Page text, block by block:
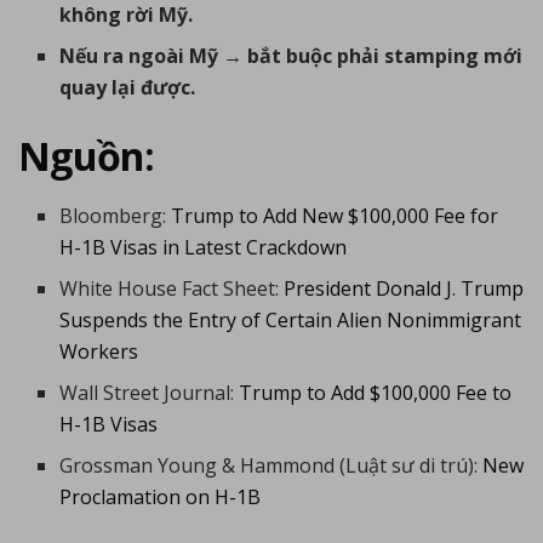
không rời Mỹ.
Nếu ra ngoài Mỹ → bắt buộc phải stamping mới
quay lại được.
Nguồn:
Bloomberg: Trump to Add New $100,000 Fee for
H-1B Visas in Latest Crackdown
White House Fact Sheet: President Donald J. Trump
Suspends the Entry of Certain Alien Nonimmigrant
Workers
Wall Street Journal: Trump to Add $100,000 Fee to
H-1B Visas
Grossman Young & Hammond (Luật sư di trú): New
Proclamation on H-1B